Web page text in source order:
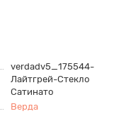
verdadv5_175544-
Лайтгрей-Стекло
Сатинато
Верда